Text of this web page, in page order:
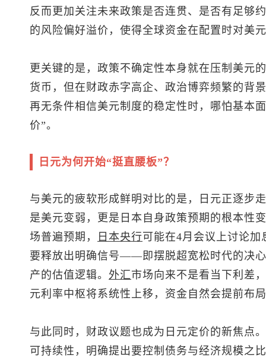
反而更加关注未来政策是否连贯、是否有足够
的风险偏好溢价，使得全球资金在配置时对美
更关键的是，政策不确定性本身就在压制美元
货币，但在财政赤字高企、政治博弈频繁的背
再无条件相信美元制度的稳定性时，哪怕基本
价”。
日元为何开始“挺直腰板”？
与美元的疲软形成鲜明对比的是，日元正逐步
是美元变弱，更是日本自身政策预期的根本性
场普遍预期，
日本央行可能在4月会议上讨论
要释放出明确信号——即摆脱超宽松时代的决
产的估值逻辑。 外汇市场向来不是看当下利差
元利率中枢将系统性上移，资金自然会提前布
与此同时，财政议题也成为日元定价的新焦点
可持续性，明确提出要控制债务与经济规模之